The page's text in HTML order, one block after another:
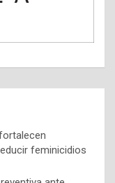
feminicidios